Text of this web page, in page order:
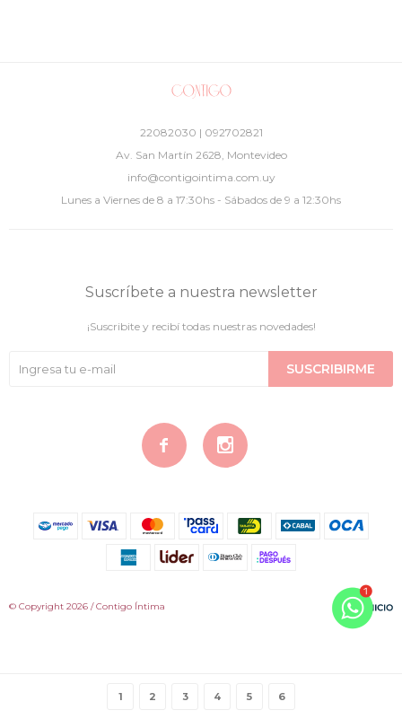
1 2 3 4 5 6
22082030 | 092702821
Av. San Martín 2628, Montevideo
info@contigointima.com.uy
Lunes a Viernes de 8 a 17:30hs - Sábados de 9 a 12:30hs
Suscríbete a nuestra newsletter
¡Suscribite y recibí todas nuestras novedades!
SUSCRIBIRME
 
© Copyright 2026 / Contigo Íntima